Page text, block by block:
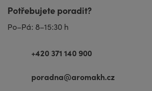
Potřebujete poradit?
Po–Pá: 8–15:30 h
+420 371 140 900
poradna@aromakh.cz